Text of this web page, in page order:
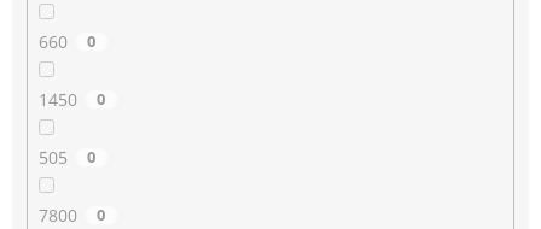
660 0
1450 0
505 0
7800 0